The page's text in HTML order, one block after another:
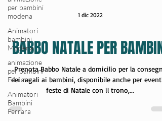
per bambini
modena
Animatori
bambini
Modena
animazione
per bambini
Ferrara
Animatori
Bambini
Ferrara
1 dic 2022
BABBO NATALE PER BAMBINI
Prenota Babbo Natale a domicilio per la consegna
dei ragali ai bambini, disponibile anche per eventi